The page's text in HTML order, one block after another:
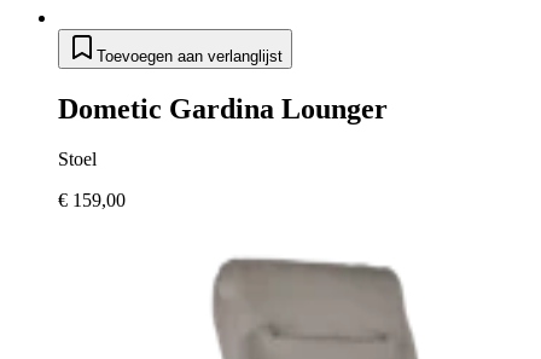
Toevoegen aan verlanglijst
Dometic Gardina Lounger
Stoel
€ 159,00